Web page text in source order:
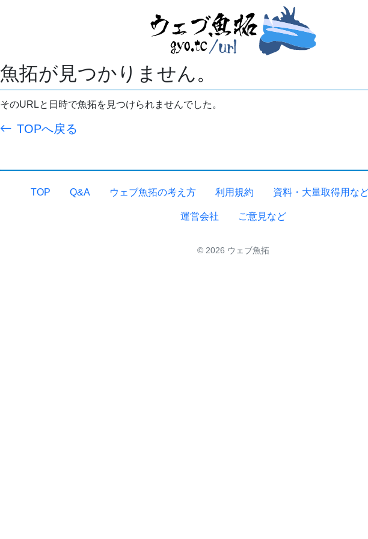
魚拓が見つかりません。
そのURLと日時で魚拓を見つけられませんでした。
TOPへ戻る
TOP Q&A ウェブ魚拓の考え方 利用規約 資料・大量取得用な
運営会社 ご意見など
© 2026 ウェブ魚拓